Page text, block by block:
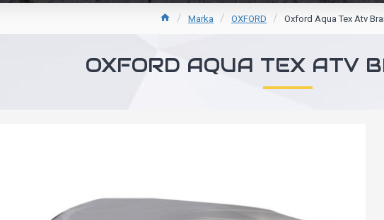
Marka OXFORD Oxford Aqua Tex Atv
OXFORD AQUA TEX ATV